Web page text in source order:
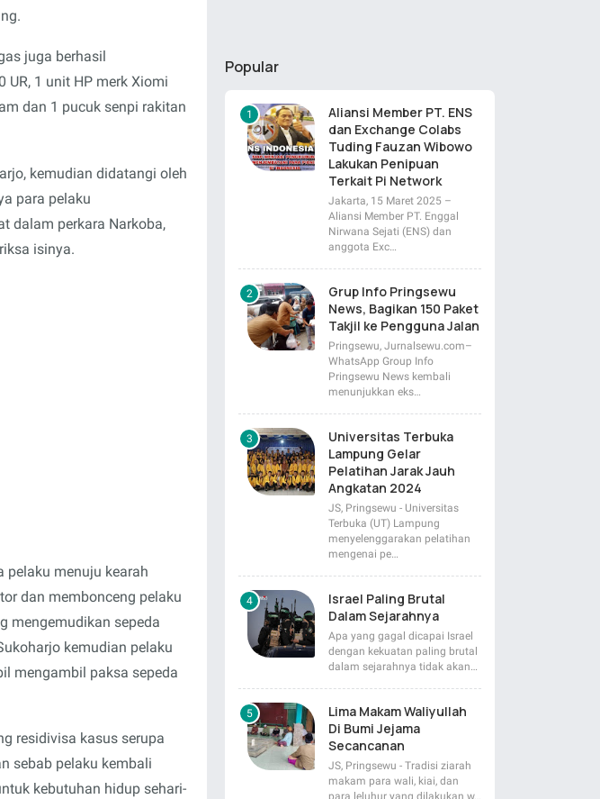
juga berhasil
1 unit HP merk Xiomi
dan 1 pucuk senpi rakitan
kemudian didatangi oleh
para pelaku
dalam perkara Narkoba,
isinya.
pelaku menuju kearah
dan membonceng pelaku
mengemudikan sepeda
kemudian pelaku
mengambil paksa sepeda
residivisa kasus serupa
sebab pelaku kembali
kebutuhan hidup sehari-
Popular
Aliansi Member PT. ENS
dan Exchange Colabs
Tuding Fauzan Wibowo
Lakukan Penipuan
Terkait Pi Network
Jakarta, 15 Maret 2025 –
Aliansi Member PT. Enggal
Nirwana Sejati (ENS) dan
anggota Exc…
Grup Info Pringsewu
News, Bagikan 150 Paket
Takjil ke Pengguna Jalan
Pringsewu, Jurnalsewu.com–
WhatsApp Group Info
Pringsewu News kembali
menunjukkan eks…
Universitas Terbuka
Lampung Gelar
Pelatihan Jarak Jauh
Angkatan 2024
JS, Pringsewu - Universitas
Terbuka (UT) Lampung
menyelenggarakan pelatihan
mengenai pe…
Israel Paling Brutal
Dalam Sejarahnya
Apa yang gagal dicapai Israel
dengan kekuatan paling brutal
dalam sejarahnya tidak akan…
Lima Makam Waliyullah
Di Bumi Jejama
Secancanan
JS, Pringsewu - Tradisi ziarah
makam para wali, kiai, dan
para leluhur yang dilakukan w…